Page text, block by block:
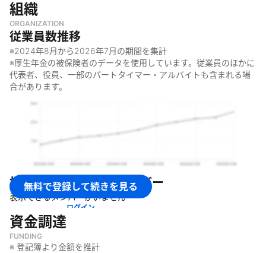
・テクノロジー業界
・働き方改革/人材業界
・医療・福祉業界
・建設・製造業界
なぜやっているのか
・すべての人が時空を超えて働ける世界を実現するため
場所や時間の制約を受けずに働ける環境を構築するため
一人ひとりの自己実現をサポートするため
何をしているのか
リアルタイム遠隔就労支援プラットフォーム『JIZAIPAD』の開
発・運営
・
自在化身体技術の研究開発と社会実装
・時空を超えた働き方を実現するサービスの提供
組織
ORGANIZATION
従業員数推移
※2024年8月から2026年7月の期間を集計
※厚生年金の被保険者のデータを使用しています。従業員のほかに
代表者、役員、一部のパートタイマー・アルバイトも含まれる場
合があります。
無料で登録して続きを見る
ログイン
株式会社ジザイエのメンバー
表示できるメンバーがいません
資金調達
FUNDING
※ 登記簿より金額を推計